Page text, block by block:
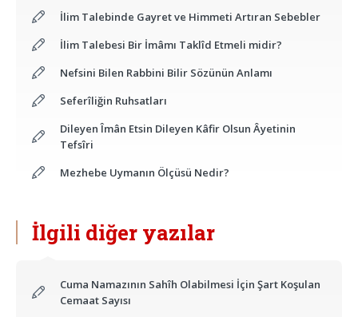
İlim Talebinde Gayret ve Himmeti Artıran Sebebler
İlim Talebesi Bir İmâmı Taklîd Etmeli midir?
Nefsini Bilen Rabbini Bilir Sözünün Anlamı
Seferîliğin Ruhsatları
Dileyen Îmân Etsin Dileyen Kâfir Olsun Âyetinin
Tefsîri
Mezhebe Uymanın Ölçüsü Nedir?
İlgili diğer yazılar
Cuma Namazının Sahîh Olabilmesi İçin Şart Koşulan
Cemaat Sayısı